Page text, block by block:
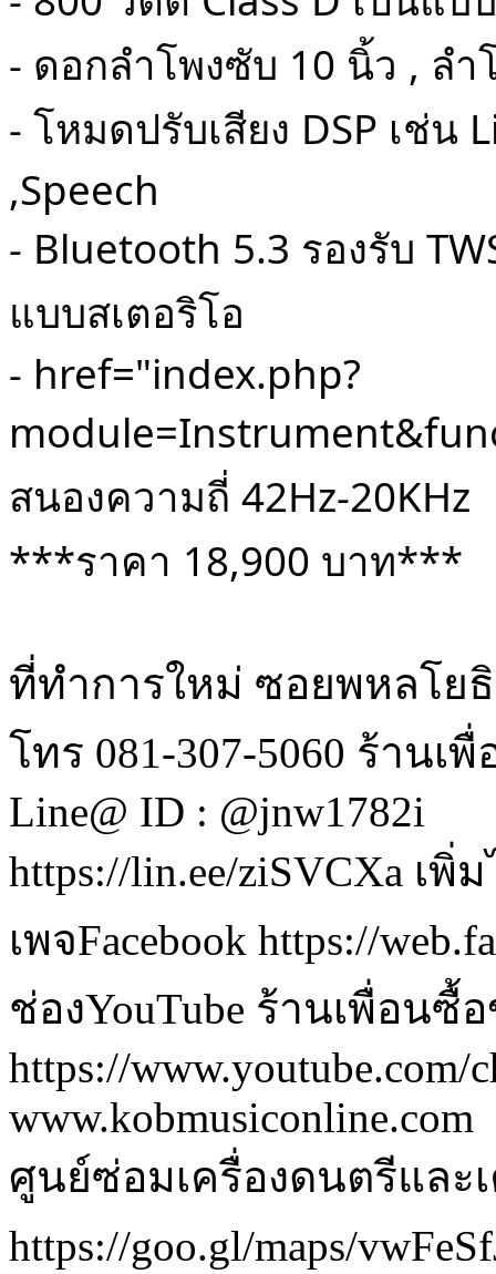
- ดอกลำโพงซับ 10 นิ้ว , ล
- โหมดปรับเสียง DSP เช่น
,Speech
- Bluetooth 5.3 รองรับ
แบบสเตอริโอ
- href="index.php?
สนองความถี่ 42Hz-20KHz
***ราคา 18,900 บาท***
ที่ทำการใหม่ ซอยพหลโย
โทร 081-307-5060 ร้าน
Line@ ID : @jnw1782i
https://lin.ee/ziSVCXa เ
เพจFacebook https://
ช่องYouTube ร้านเพื่อนซื้
https://
www.kobmusiconline.com
ศูนย์ซ่อมเครื่องดนตรีและ
https://goo.gl/maps/